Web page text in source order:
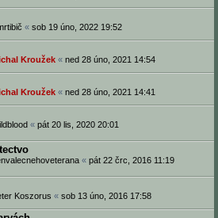
« sob 19 úno, 2022 19:52
Kroužek « ned 28 úno, 2021 14:54
Kroužek « ned 28 úno, 2021 14:41
« pát 20 lis, 2020 20:01
« pát 22 črc, 2016 11:19
Koszorus « sob 13 úno, 2016 17:58